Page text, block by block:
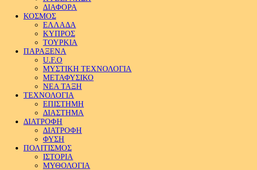
ΔΙΑΦΟΡΑ
ΚΟΣΜΟΣ
ΕΛΛΑΔΑ
ΚΥΠΡΟΣ
ΤΟΥΡΚΙΑ
ΠΑΡΑΞΕΝΑ
U.F.O
ΜΥΣΤΙΚΗ ΤΕΧΝΟΛΟΓΙΑ
ΜΕΤΑΦΥΣΙΚΟ
ΝΕΑ ΤΑΞΗ
ΤΕΧΝΟΛΟΓΙΑ
ΕΠΙΣΤΗΜΗ
ΔΙΑΣΤΗΜΑ
ΔΙΑΤΡΟΦΗ
ΔΙΑΤΡΟΦΗ
ΦΥΣΗ
ΠΟΛΙΤΙΣΜΟΣ
ΙΣΤΟΡΙΑ
ΜΥΘΟΛΟΓΙΑ